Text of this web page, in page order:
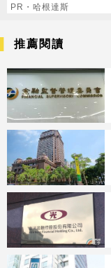
爆紅！
PR・哈根達斯
推薦閱讀